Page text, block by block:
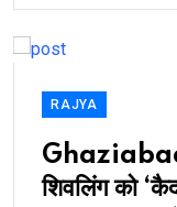
RAJYA
Ghaziabad
शिवलिंग को